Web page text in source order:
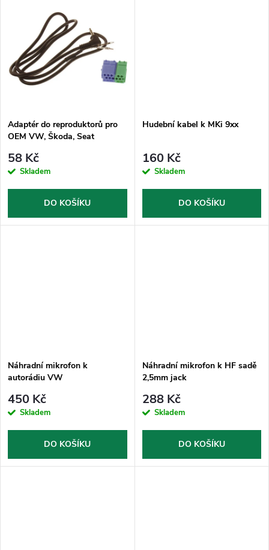
t
k
t
ů
Adaptér do reproduktorů pro
OEM VW, Škoda, Seat
58 Kč
Skladem
DO KOŠÍKU
Hudební kabel k MKi 9xx
160 Kč
Skladem
DO KOŠÍKU
Náhradní mikrofon k
autorádiu VW
450 Kč
Skladem
DO KOŠÍKU
Náhradní mikrofon k HF sadě
2,5mm jack
288 Kč
Skladem
DO KOŠÍKU